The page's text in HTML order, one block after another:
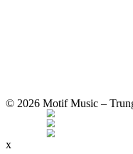
© 2026 Motif Music –
x